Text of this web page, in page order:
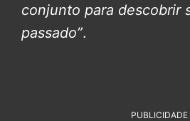
conjunto para descobrir
passado”.
PUBLICIDADE